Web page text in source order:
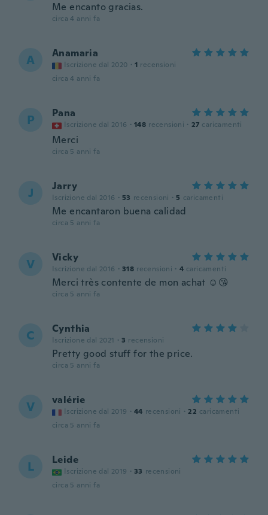
Me encanto gracias.
circa 4 anni fa
A Anamaria
Iscrizione dal 2020 · 1 recensioni
circa 4 anni fa
P Pana
Iscrizione dal 2016 · 148 recensioni · 27 caricamenti
Merci
circa 5 anni fa
J Jarry
Iscrizione dal 2016 · 53 recensioni · 5 caricamenti
Me encantaron buena calidad
circa 5 anni fa
V Vicky
Iscrizione dal 2016 · 318 recensioni · 4 caricamenti
Merci très contente de mon achat ☺😘
circa 5 anni fa
C Cynthia
Iscrizione dal 2021 · 3 recensioni
Pretty good stuff for the price.
circa 5 anni fa
V valérie
Iscrizione dal 2019 · 44 recensioni · 22 caricamenti
circa 5 anni fa
L Leide
Iscrizione dal 2019 · 33 recensioni
circa 5 anni fa